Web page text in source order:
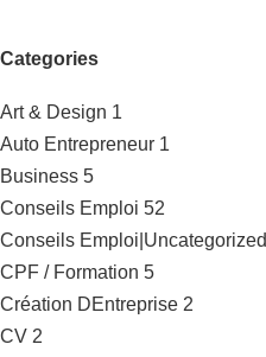
Categories
Art & Design 1
Auto Entrepreneur 1
Business 5
Conseils Emploi 52
Conseils Emploi|Uncategorized
CPF / Formation 5
Création DEntreprise 2
CV 2